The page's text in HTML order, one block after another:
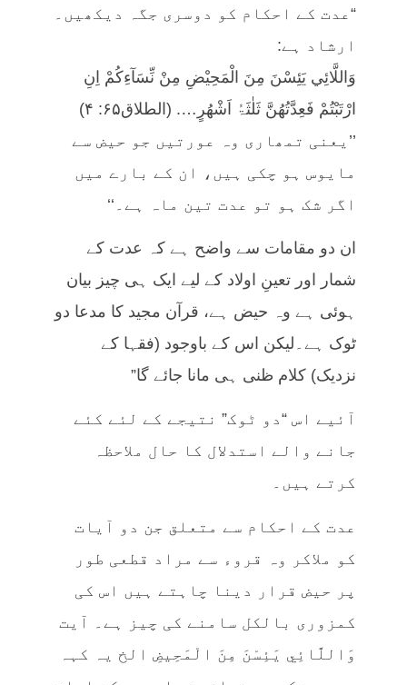
“عدت کے احکام کو دوسری جگہ دیکھیں۔
ارشاد ہے:
وَاللَّائِي يَئِسْنَ مِنَ الْمَحِیْضِ مِنْ نِّسَآءِکُمْ اِنِ
ارْتَبْتُمْ فَعِدَّتُھُنَّ ثَلٰثَۃُ اَشْھُرٍ…. (الطلاق۶۵: ۴)
’’یعنی تمھاری وہ عورتیں جو حیض سے
مایوس ہو چکی ہیں، ان کے بارے میں
اگر شک ہو تو عدت تین ماہ ہے۔‘‘
ان دو مقامات سے واضح ہے کہ عدت کے
شمار اور تعینِ اولاد کے لیے ایک ہی چیز بیان
ہوئی ہے وہ حیض ہے، قرآن مجید کا مدعا دو
ٹوک ہے۔لیکن اس کے باوجود (فقہا کے
نزدیک) کلام ظنی ہی مانا جائے گا”
آئیے اس “دو ٹوک” نتیجے کے لئے کئے
جانے والے استدلال کا حال ملاحظہ
کرتے ہیں۔
عدت کے احکام سے متعلق جن دو آیات
کو ملاکر وہ قروء سے مراد قطعی طور
پر حیض قرار دینا چاہتے ہیں اس کی
کمزوری بالکل سامنے کی چیز ہے۔ آیت
وَاللَّائِي يَئِسْنَ مِنَ الْمَحِيضِ الخ یہ کہہ